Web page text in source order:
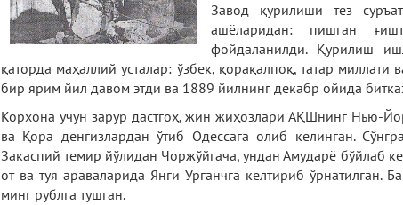
Завод қурилиши тез
ашёларидан: пишган
фойдаланилди. Қурилиш
қаторда маҳаллий усталар: ўзбек, қорақалпоқ, татар
бир ярим йил давом этди ва 1889 йилнинг декабр ойида
Корхона учун зарур дастгоҳ, жин жиҳозлари АҚШнинг Нью-
ва Қора денгизлардан ўтиб Одессага олиб келинган.
Закаспий темир йўлидан Чоржўйгача, ундан Амударё бўйлаб
от ва туя араваларида Янги Урганчга келтириб ўрнатилган.
минг рублга тушган.